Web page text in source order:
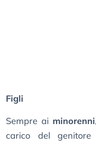
Figli
Sempre ai minorenni
carico del